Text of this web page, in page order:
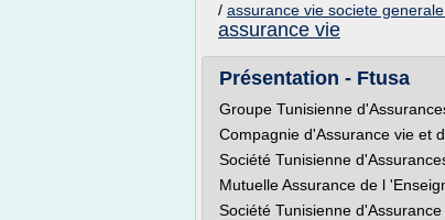
/ assurance vie societe
assurance vie
Présentation - Ftusa
Groupe Tunisienne
Compagnie d'Assurance vie et
Société Tunisienne
Mutuelle Assurance de l
Société Tunisienne